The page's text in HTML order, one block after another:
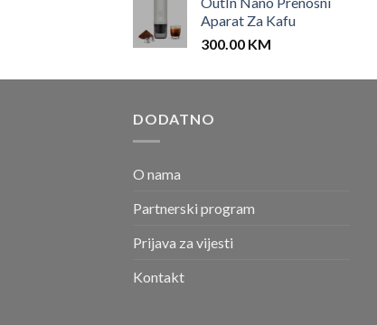
Aparat Za Kafu
300.00 KM
DODATNO
O nama
Partnerski program
Prijava za vijesti
Kontakt